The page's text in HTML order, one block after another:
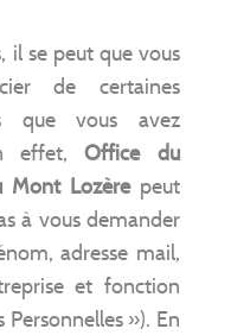
il se peut que vous
de certaines
que vous avez
effet,Office du
Mont Lozèrepeut
à vous demander
adresse mail,
et fonction
»). En